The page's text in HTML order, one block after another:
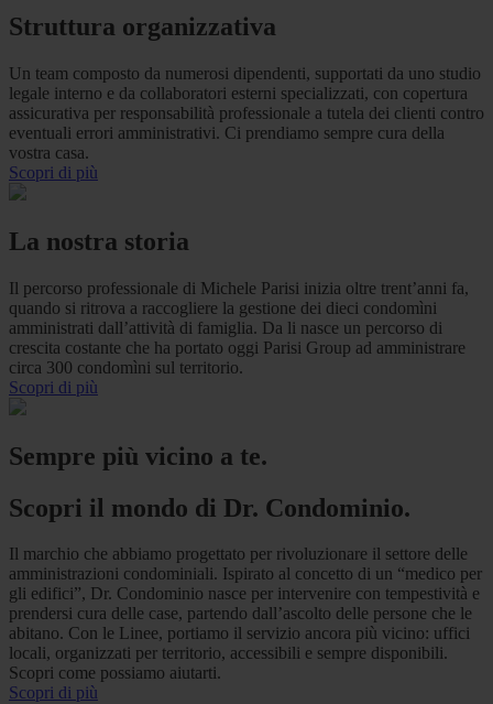
Struttura organizzativa
Un team composto da numerosi dipendenti, supportati da uno studio
legale interno e da collaboratori esterni specializzati, con copertura
assicurativa per responsabilità professionale a tutela dei clienti contro
eventuali errori amministrativi. Ci prendiamo sempre cura della
vostra casa.
Scopri di più
La nostra storia
Il percorso professionale di Michele Parisi inizia oltre trent’anni fa,
quando si ritrova a raccogliere la gestione dei dieci condomìni
amministrati dall’attività di famiglia. Da li nasce un percorso di
crescita costante che ha portato oggi Parisi Group ad amministrare
circa 300 condomìni sul territorio.
Scopri di più
Sempre più vicino a te.
Scopri il mondo di Dr. Condominio.
Il marchio che abbiamo progettato per rivoluzionare il settore delle
amministrazioni condominiali. Ispirato al concetto di un “medico per
gli edifici”, Dr. Condominio nasce per intervenire con tempestività e
prendersi cura delle case, partendo dall’ascolto delle persone che le
abitano. Con le Linee, portiamo il servizio ancora più vicino: uffici
locali, organizzati per territorio, accessibili e sempre disponibili.
Scopri come possiamo aiutarti.
Scopri di più